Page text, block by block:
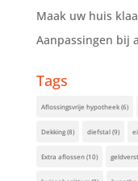
Maak uw huis
Aanpassingen bij
Tags
Aflossingsvrije hypotheek(6)
Dekking(8) diefstal(9)
Extra aflossen(10)